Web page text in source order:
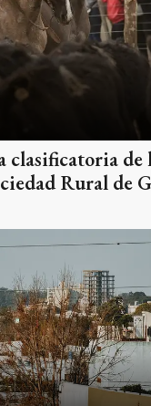
clasificatoria de
Rural de